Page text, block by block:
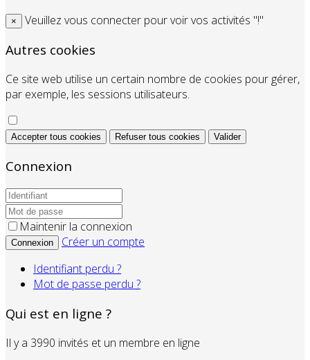
× Veuillez vous connecter pour voir vos activités "!"
Autres cookies
Ce site web utilise un certain nombre de cookies pour gérer,
par exemple, les sessions utilisateurs.
Accepter tous cookies Refuser tous cookies Valider
Connexion
Maintenir la connexion
Connexion
Créer un compte
Identifiant perdu ?
Mot de passe perdu ?
Qui est en ligne ?
Il y a 3990 invités et un membre en ligne